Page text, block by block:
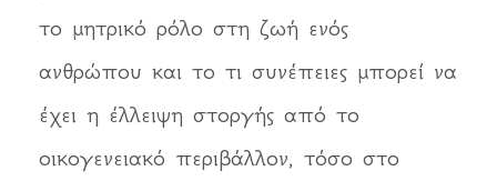
το μητρικό ρόλο στη ζωή ενός
ανθρώπου και το τι συνέπειες μπορεί να
έχει η έλλειψη στοργής από το
οικογενειακό περιβάλλον, τόσο στο